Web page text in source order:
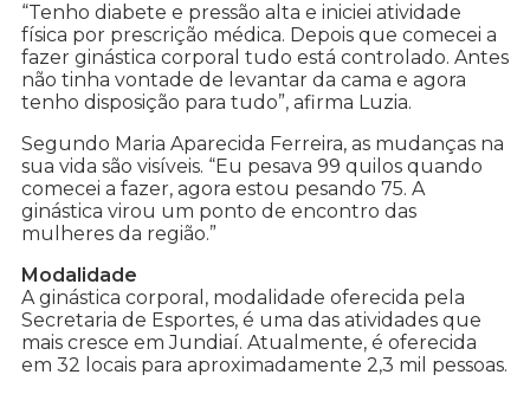
“Tenho diabete e pressão alta e iniciei atividade
física por prescrição médica. Depois que comecei a
fazer ginástica corporal tudo está controlado. Antes
não tinha vontade de levantar da cama e agora
tenho disposição para tudo”, afirma Luzia.
Segundo Maria Aparecida Ferreira, as mudanças na
sua vida são visíveis. “Eu pesava 99 quilos quando
comecei a fazer, agora estou pesando 75. A
ginástica virou um ponto de encontro das
mulheres da região.”
Modalidade
A ginástica corporal, modalidade oferecida pela
Secretaria de Esportes, é uma das atividades que
mais cresce em Jundiaí. Atualmente, é oferecida
em 32 locais para aproximadamente 2,3 mil pessoas.